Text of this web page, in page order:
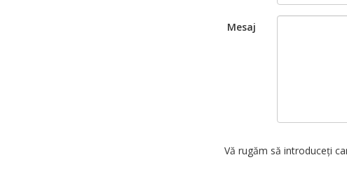
Mesaj
Vă rugăm să introduceți